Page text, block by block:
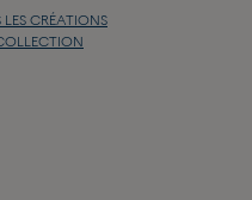
LES CRÉATIONS